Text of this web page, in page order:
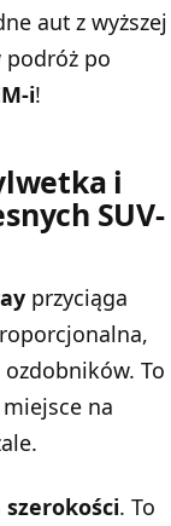
aut z wyższej
podróż po
i!
i
SUV-
przyciąga
To
na
szerokości. To